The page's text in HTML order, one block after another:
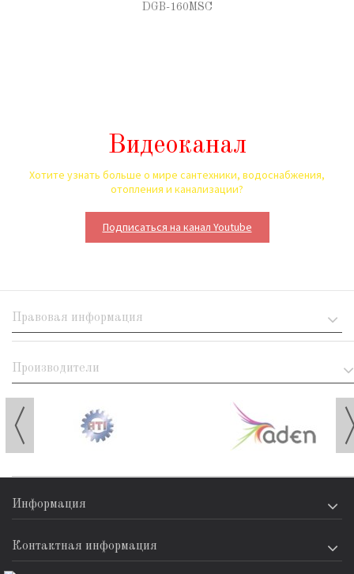
DGB-160MSC
Видеоканал
Хотите узнать больше о мире сантехники, водоснабжения,
отопления и канализации?
Подписаться на канал Youtube
Правовая информация
Производители
Информация
Контактная информация